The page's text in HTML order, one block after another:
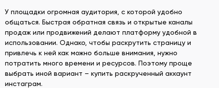
У площадки огромная аудитория, с которой удобно
общаться. Быстрая обратная связь и открытые каналы
продаж или продвижений делают платформу удобной в
использовании. Однако, чтобы раскрутить страницу и
привлечь к ней как можно больше внимания, нужно
потратить много времени и ресурсов. Поэтому проще
выбрать иной вариант – купить раскрученный аккаунт
инстаграм.